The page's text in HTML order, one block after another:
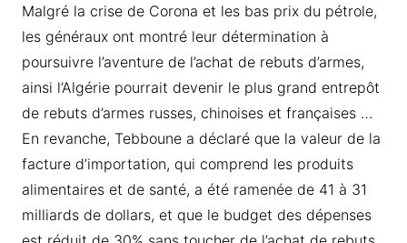
Malgré la crise de Corona et les bas prix du pétrole,
les généraux ont montré leur détermination à
poursuivre l’aventure de l’achat de rebuts d’armes,
ainsi l’Algérie pourrait devenir le plus grand entrepôt
de rebuts d’armes russes, chinoises et françaises …
En revanche, Tebboune a déclaré que la valeur de la
facture d’importation, qui comprend les produits
alimentaires et de santé, a été ramenée de 41 à 31
milliards de dollars, et que le budget des dépenses